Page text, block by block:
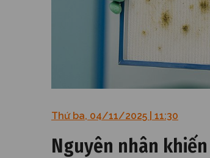
Thứ ba, 04/11/2025 | 11:30
Nguyên nhân